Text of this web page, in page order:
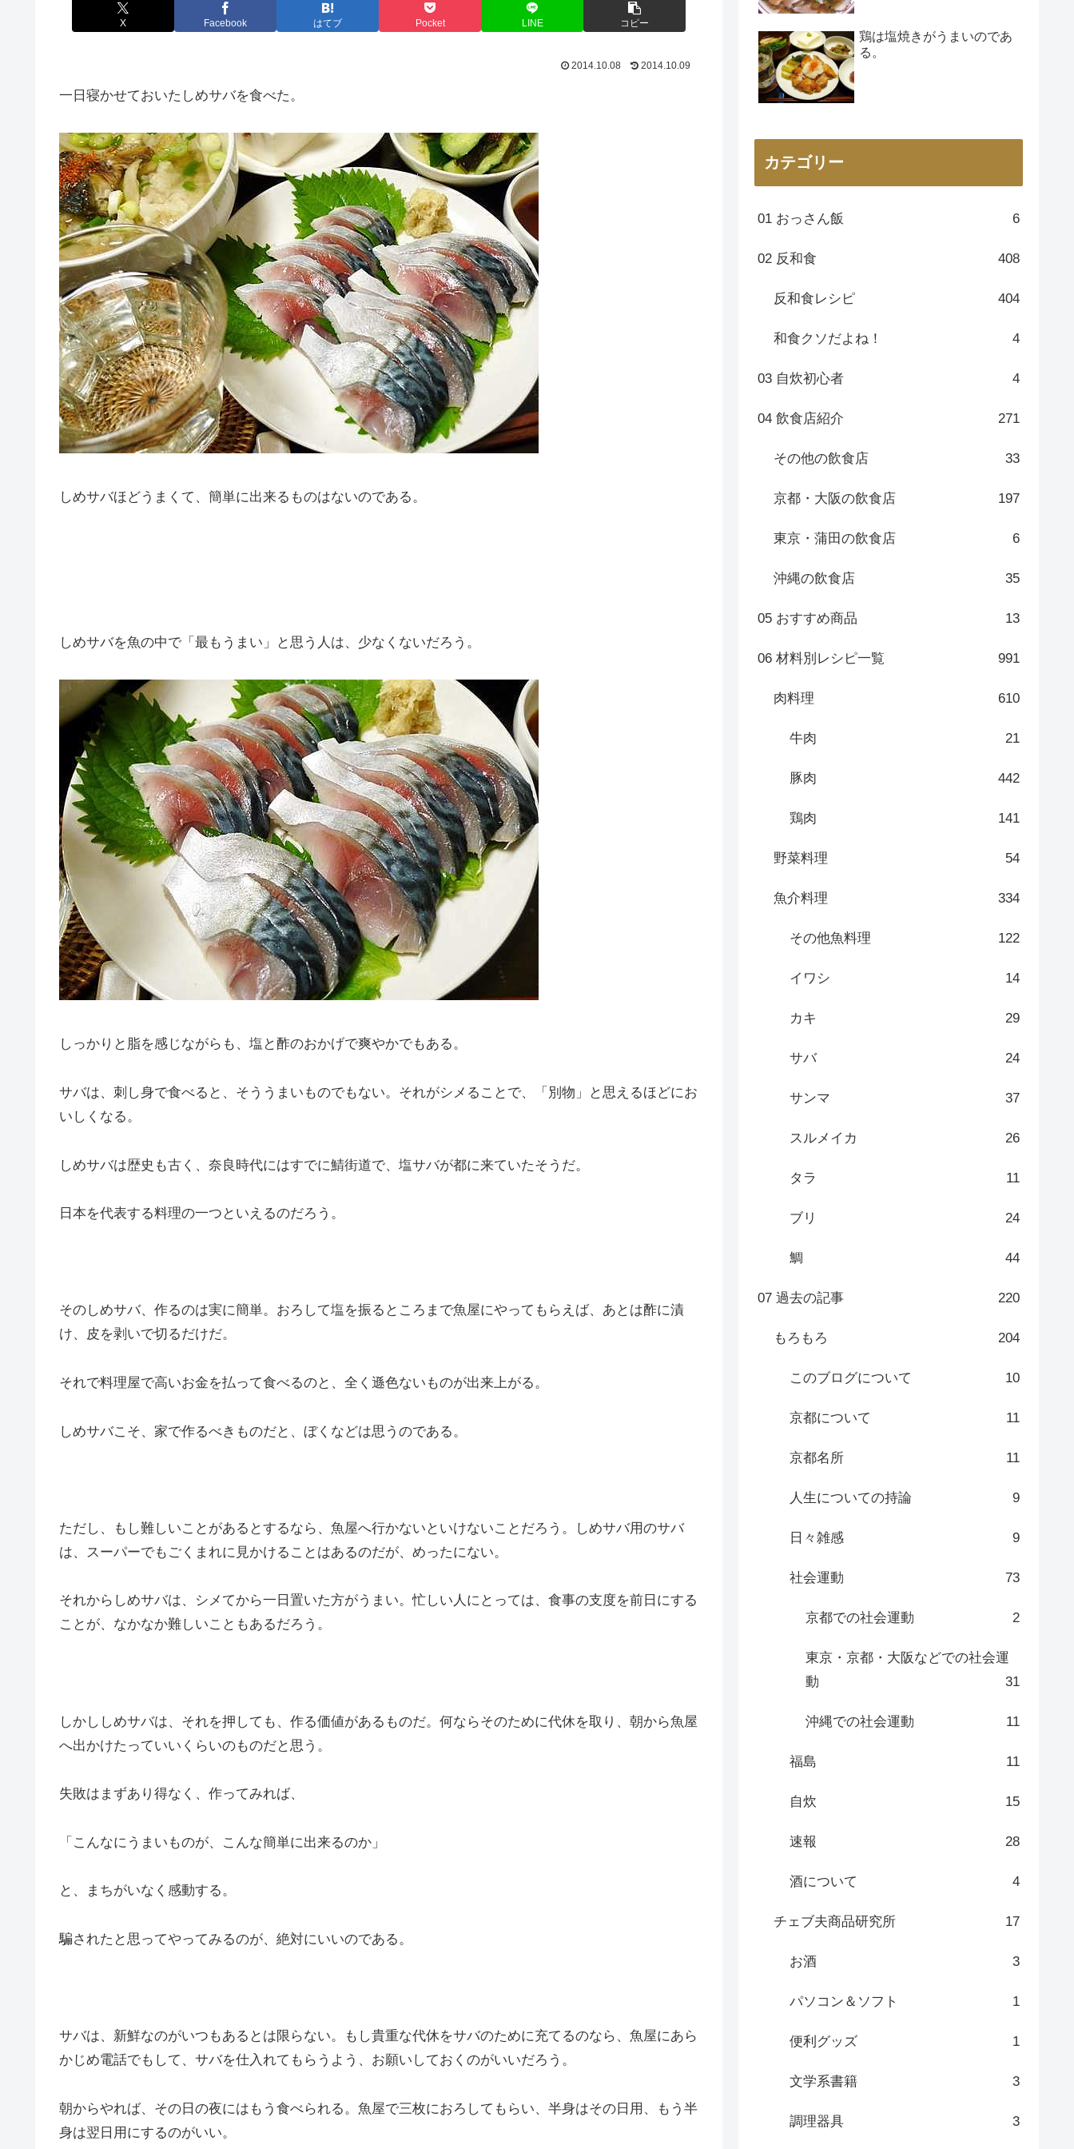
X Facebook はてブ Pocket LINE コピー
2014.10.08 2014.10.09
一日寝かせておいたしめサバを食べた。
しめサバほどうまくて、簡単に出来るものはないのである。
しめサバを魚の中で「最もうまい」と思う人は、少なくないだろう。
しっかりと脂を感じながらも、塩と酢のおかげで爽やかでもある。
サバは、刺し身で食べると、そううまいものでもない。それがシメることで、「別物」と思えるほどにお
いしくなる。
しめサバは歴史も古く、奈良時代にはすでに鯖街道で、塩サバが都に来ていたそうだ。
日本を代表する料理の一つといえるのだろう。
そのしめサバ、作るのは実に簡単。おろして塩を振るところまで魚屋にやってもらえば、あとは酢に漬
け、皮を剥いで切るだけだ。
それで料理屋で高いお金を払って食べるのと、全く遜色ないものが出来上がる。
しめサバこそ、家で作るべきものだと、ぼくなどは思うのである。
ただし、もし難しいことがあるとするなら、魚屋へ行かないといけないことだろう。しめサバ用のサバ
は、スーパーでもごくまれに見かけることはあるのだが、めったにない。
それからしめサバは、シメてから一日置いた方がうまい。忙しい人にとっては、食事の支度を前日にする
ことが、なかなか難しいこともあるだろう。
しかししめサバは、それを押しても、作る価値があるものだ。何ならそのために代休を取り、朝から魚屋
へ出かけたっていいくらいのものだと思う。
失敗はまずあり得なく、作ってみれば、
「こんなにうまいものが、こんな簡単に出来るのか」
と、まちがいなく感動する。
騙されたと思ってやってみるのが、絶対にいいのである。
サバは、新鮮なのがいつもあるとは限らない。もし貴重な代休をサバのために充てるのなら、魚屋にあら
かじめ電話でもして、サバを仕入れてもらうよう、お願いしておくのがいいだろう。
朝からやれば、その日の夜にはもう食べられる。魚屋で三枚におろしてもらい、半身はその日用、もう半
身は翌日用にするのがいい。
鶏は塩焼きがうまいのであ
る。
カテゴリー
01 おっさん飯 6
02 反和食 408
反和食レシピ 404
和食クソだよね！ 4
03 自炊初心者 4
04 飲食店紹介 271
その他の飲食店 33
京都・大阪の飲食店 197
東京・蒲田の飲食店 6
沖縄の飲食店 35
05 おすすめ商品 13
06 材料別レシピ一覧 991
肉料理 610
牛肉 21
豚肉 442
鶏肉 141
野菜料理 54
魚介料理 334
その他魚料理 122
イワシ 14
カキ 29
サバ 24
サンマ 37
スルメイカ 26
タラ 11
ブリ 24
鯛 44
07 過去の記事 220
もろもろ 204
このブログについて 10
京都について 11
京都名所 11
人生についての持論 9
日々雑感 9
社会運動 73
京都での社会運動 2
東京・京都・大阪などでの社会運
動
31
沖縄での社会運動 11
福島 11
自炊 15
速報 28
酒について 4
チェブ夫商品研究所 17
お酒 3
パソコン＆ソフト 1
便利グッズ 1
文学系書籍 3
調理器具 3